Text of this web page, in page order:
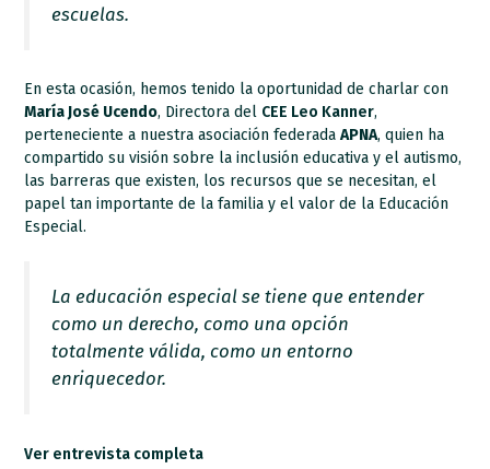
escuelas.
En esta ocasión, hemos tenido la oportunidad de charlar con
María José Ucendo, Directora del CEE Leo Kanner,
perteneciente a nuestra asociación federadaAPNA, quien ha
compartido su visión sobre la inclusión educativa y el autismo,
las barreras que existen, los recursos que se necesitan, el
papel tan importante de la familia y el valor de la Educación
Especial.
La educación especial se tiene que entender
como un derecho, como una opción
totalmente válida, como un entorno
enriquecedor.
Ver entrevista completa